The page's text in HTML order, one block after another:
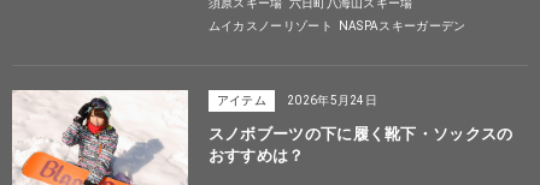
須原スキー場 六日町八海山スキー場
ムイカスノーリゾート
NASPAスキーガーデン
アイテム 2026年5月24日
スノボブーツの下に履く靴下・ソックスの
おすすめは？